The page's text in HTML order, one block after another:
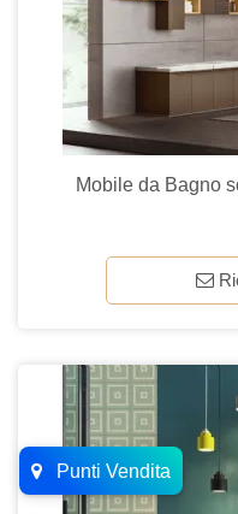
Mobile da Bagno
Punti Vendita